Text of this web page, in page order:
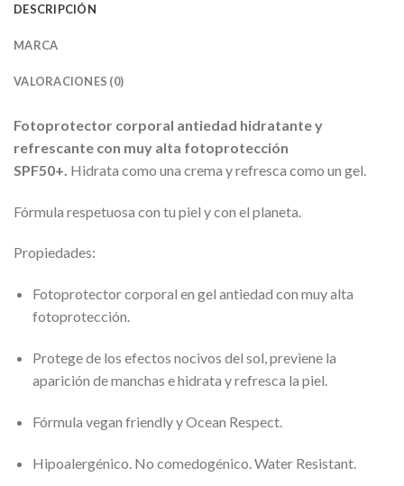
DESCRIPCIÓN
MARCA
VALORACIONES (0)
Fotoprotector corporal antiedad hidratante y
refrescante con muy alta fotoprotección
SPF50+. Hidrata como una crema y refresca como un gel.
Fórmula respetuosa con tu piel y con el planeta.
Propiedades:
Fotoprotector corporal en gel antiedad con muy alta
fotoprotección.
Protege de los efectos nocivos del sol, previene la
aparición de manchas e hidrata y refresca la piel.
Fórmula vegan friendly y Ocean Respect.
Hipoalergénico. No comedogénico. Water Resistant.